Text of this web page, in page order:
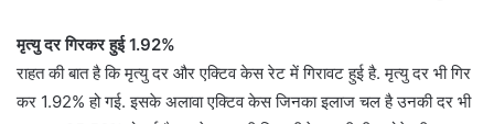
मृत्यु दर गिरकर हुई 1.92%
राहत की बात है कि मृत्यु दर और एक्टिव केस रेट में गिरावट हुई है. मृत्यु दर भी गिर
कर 1.92% हो गई. इसके अलावा एक्टिव केस जिनका इलाज चल है उनकी दर भी